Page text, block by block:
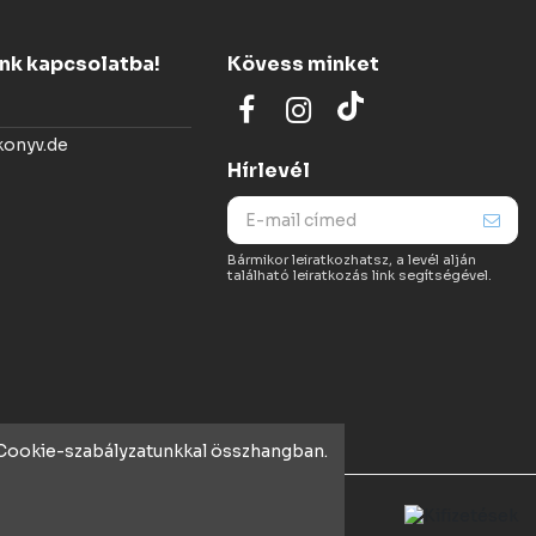
kapcsolatba! Kövess minket
Hírlevél
Bármikor leiratkozhatsz, a levél alján
található leiratkozás link segítségével.
szabályzatunkkal összhangban.